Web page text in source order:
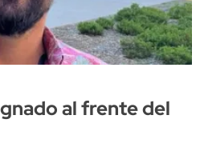
al frente del